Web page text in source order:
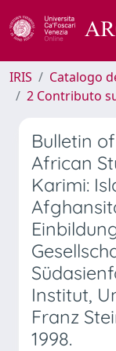
IRIS
Catalogo
2 Contributo
Bulletin
African
Karimi:
Institut,
Franz
1998.